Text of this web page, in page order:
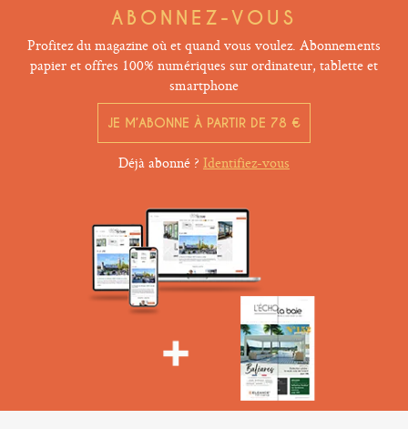
ABONNEZ-VOUS
Profitez du magazine où et quand vous voulez. Abonnements
papier et offres 100% numériques sur ordinateur, tablette et
smartphone
JE M’ABONNE À PARTIR DE 78 €
Déjà abonné ? Identifiez-vous